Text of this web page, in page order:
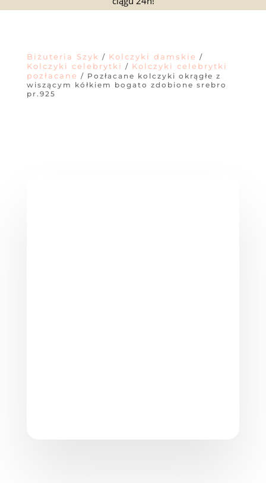
Biżuteria Szyk / Kolczyki damskie /
Kolczyki celebrytki / Kolczyki celebrytki
pozłacane / Pozłacane kolczyki okrągłe z
wiszącym kółkiem bogato zdobione srebro
pr.925